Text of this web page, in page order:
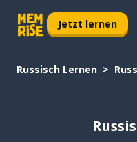
Jetzt lernen
Russisch Lernen